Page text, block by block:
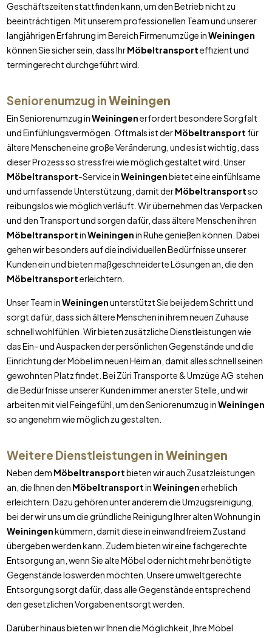
Geschäftszeiten stattfinden kann, um den Betrieb nicht zu
beeinträchtigen. Mit unserem professionellen Team und unserer
langjährigen Erfahrung im Bereich Firmenumzüge inWeiningen
können Sie sicher sein, dass IhrMöbeltransporteffizient und
termingerecht durchgeführt wird.
Seniorenumzug inWeiningen
Ein Seniorenumzug inWeiningenerfordert besondere Sorgfalt
und Einfühlungsvermögen. Oftmals ist derMöbeltransport für
ältere Menschen eine große Veränderung, und es ist wichtig, dass
dieser Prozess so stressfrei wie möglich gestaltet wird. Unser
Möbeltransport-Service inWeiningenbietet eine einfühlsame
und umfassende Unterstützung, damit derMöbeltransportso
reibungslos wie möglich verläuft. Wir übernehmen das Verpacken
und den Transport und sorgen dafür, dass ältere Menschen ihren
MöbeltransportinWeiningenin Ruhe genießen können. Dabei
gehen wir besonders auf die individuellen Bedürfnisse unserer
Kunden ein und bieten maßgeschneiderte Lösungen an, die den
Möbeltransporterleichtern.
Unser Team inWeiningenunterstützt Sie bei jedem Schritt und
sorgt dafür, dass sich ältere Menschen in ihrem neuen Zuhause
schnell wohlfühlen. Wir bieten zusätzliche Dienstleistungen wie
das Ein- und Auspacken der persönlichen Gegenstände und die
Einrichtung der Möbel im neuen Heim an, damit alles schnell seinen
gewohnten Platz findet. Bei Züri Transporte & Umzüge AG stehen
die Bedürfnisse unserer Kunden immer an erster Stelle, und wir
arbeiten mit viel Feingefühl, um den Seniorenumzug inWeiningen
so angenehm wie möglich zu gestalten.
Weitere Dienstleistungen inWeiningen
Neben dem Möbeltransportbieten wir auch Zusatzleistungen
an, die Ihnen den MöbeltransportinWeiningenerheblich
erleichtern. Dazu gehören unter anderem die Umzugsreinigung,
bei der wir uns um die gründliche Reinigung Ihrer alten Wohnung in
Weiningenkümmern, damit diese in einwandfreiem Zustand
übergeben werden kann. Zudem bieten wir eine fachgerechte
Entsorgung an, wenn Sie alte Möbel oder nicht mehr benötigte
Gegenstände loswerden möchten. Unsere umweltgerechte
Entsorgung sorgt dafür, dass alle Gegenstände entsprechend
den gesetzlichen Vorgaben entsorgt werden.
Darüber hinaus bieten wir Ihnen die Möglichkeit, Ihre Möbel